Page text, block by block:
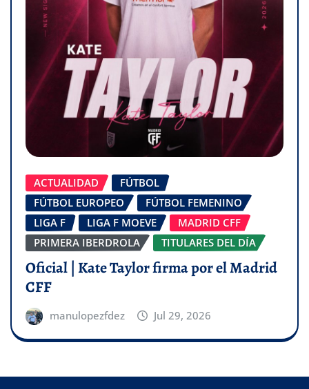
ACTUALIDAD
FÚTBOL
FÚTBOL EUROPEO
FÚTBOL FEMENINO
LIGA F
LIGA F MOEVE
MADRID CFF
PRIMERA IBERDROLA
TITULARES DEL DÍA
Oficial | Kate Taylor firma por el Madrid
CFF
manulopezfdez Jul 29, 2026